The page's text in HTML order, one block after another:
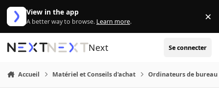
Aller au contenu
View in the app
A better way to browse. Learn more. ×
Next Se connecter
Accueil Matériel et Conseils d'achat Ordinateurs de bureau